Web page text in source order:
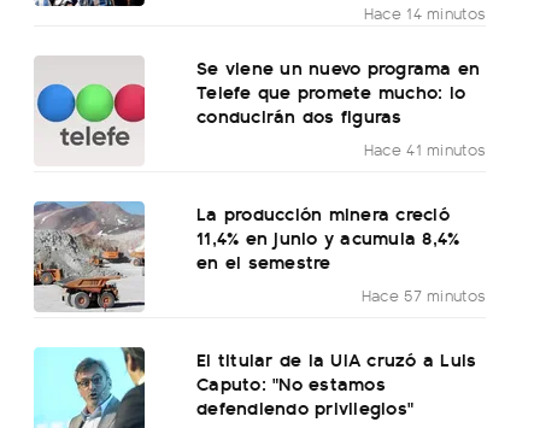
Hace 14 minutos
Se viene un nuevo programa en
Telefe que promete mucho: lo
conducirán dos figuras
Hace 41 minutos
La producción minera creció
11,4% en junio y acumula 8,4%
en el semestre
Hace 57 minutos
El titular de la UIA cruzó a Luis
Caputo: "No estamos
defendiendo privilegios"